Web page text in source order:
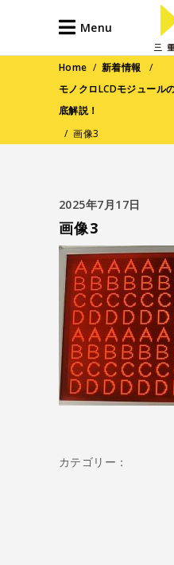
Menu
Home / 新着情報
/
モノクロLCDモジュール
底解説！
/画像3
2025年7月17日
画像3
カテゴリー：